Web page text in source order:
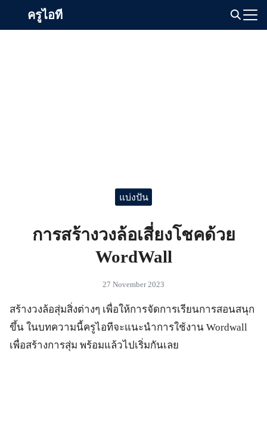
ครูไอที
แบ่งปัน
การสร้างวงล้อเสี่ยงโชคด้วย
WordWall
27 November 2023
สร้างวงล้อสุ่มสิ่งต่างๆ เพื่อให้การจัดการเรียนการสอนสนุก
ขึ้น ในบทความนี้ครูไอทีจะแนะนำการใช้งาน Wordwall
เพื่อสร้างการสุ่ม พร้อมแล้วไปเริ่มกันเลย